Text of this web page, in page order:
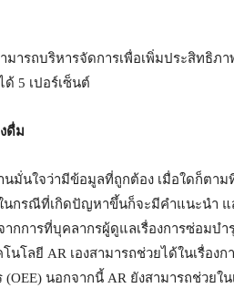
ารถบริหารจัดการเพื่อเพิ่มประสิทธิภา
5 เปอร์เซ็นต์
ดื่ม
นมั่นใจว่ามีข้อมูลที่ถูกต้อง เมื่อใดก็ตา
นกรณีที่เกิดปัญหาขึ้นก็จะมีคำแนะนำ แ
การที่บุคลากรผู้ดูแลเรื่องการซ่อมบำรุ
โลยี AR เองสามารถช่วยได้ในเรื่องก
นอกจากนี้ AR ยังสามารถช่วยใน